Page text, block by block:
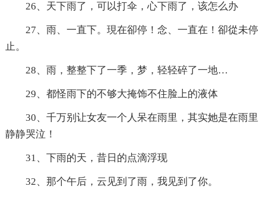
26、天下雨了，可以打伞，心下雨了，该怎么办
27、雨、一直下。現在卻停！念、一直在！卻從未停
止。
28、雨，整整下了一季，梦，轻轻碎了一地…
29、都怪雨下的不够大掩饰不住脸上的液体
30、千万别让女友一个人呆在雨里，其实她是在雨里
静静哭泣！
31、下雨的天，昔日的点滴浮现
32、那个午后，云见到了雨，我见到了你。